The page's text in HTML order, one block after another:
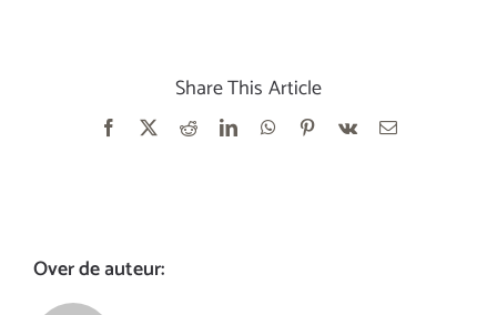
Share This Article
Facebook RedditLinkedInWhatsApp
Pinterest
Vk
E-
Over de auteur: